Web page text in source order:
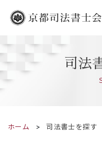
司法
ホーム 司法書士を探す